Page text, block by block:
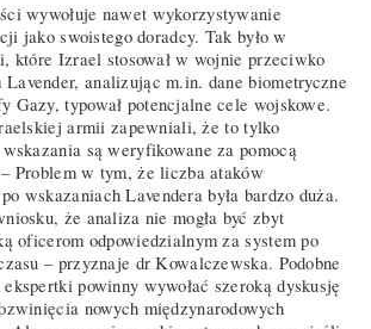
wywołuje nawet wykorzystywanie
jako swoistego doradcy. Tak było w
które Izrael stosował w wojnie przeciwko
Lavender, analizując m.in. dane biometryczne
Gazy, typował potencjalne cele wojskowe.
armii zapewniali, że to tylko
są weryfikowane za pomocą
– Problem w tym, że liczba ataków
wskazaniach Lavendera była bardzo duża.
że analiza nie mogła być zbyt
oficerom odpowiedzialnym za system po
– przyznaje dr Kowalczewska. Podobne
powinny wywołać szeroką dyskusję
nowych międzynarodowych